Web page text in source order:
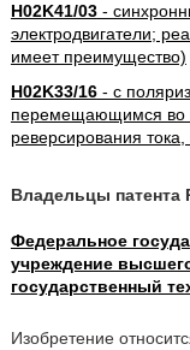
H02K41/03-
электродвигатели;
имеет преимущество)
H02K33/16- с
перемещающимся во
реверсирования
Владельцы патента
Федеральное
учреждение
государственный
Изобретение